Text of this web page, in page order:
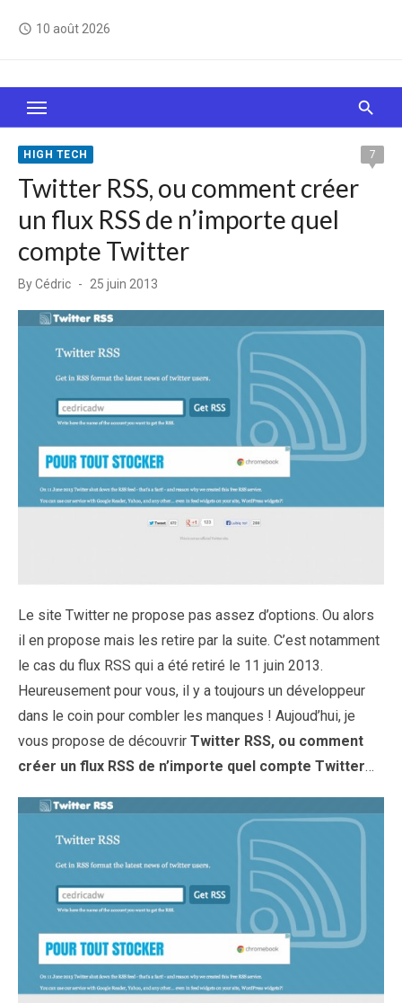
access_time 10 août 2026
Le Web, c'est comme une boîte de chocolats… On
sait jamais sur quoi on va tomber !
HIGH TECH 7
Twitter RSS, ou comment créer
un flux RSS de n’importe quel
compte Twitter
ByCédric
Posted
25 juin 2013
Le site Twitter ne propose pas assez d’options. Ou alors
il en propose mais les retire par la suite. C’est notamment
le cas du flux RSS qui a été retiré le 11 juin 2013.
Heureusement pour vous, il y a toujours un développeur
dans le coin pour combler les manques ! Aujoud’hui, je
vous propose de découvrir Twitter RSS, ou comment
créer un flux RSS de n’importe quel compte Twitter…